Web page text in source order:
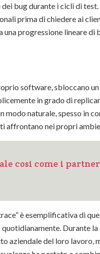
bug durante i cicli di
prima di chiedere ai
progressione lineare
software, sbloccano
in grado di
modo naturale, spesso in
affrontano nei propri
cosi come i partner
è esemplificativa di
Durante
aziendale del loro lavoro,